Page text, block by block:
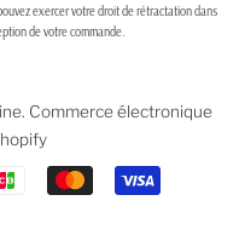
exercer votre droit de rétractation dans
de votre commande.
. Commerce électronique